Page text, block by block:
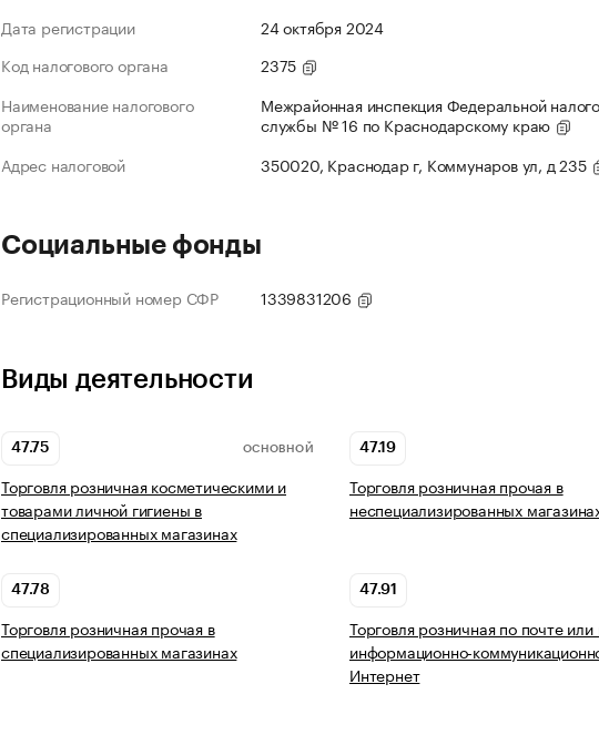
Дата регистрации
24 октября 2024
Код налогового органа
2375
Наименование налогового
органа
Межрайонная инспекция Федеральной
службы № 16 по Краснодарскому краю
Адрес налоговой
350020, Краснодар г, Коммунаров ул, д 235
Социальные фонды
Регистрационный номер СФР 1339831206
Виды деятельности
47.75 ОСНОВНОЙ
Торговля розничная косметическими и
товарами личной гигиены в
специализированных магазинах
47.19
Торговля розничная прочая в
неспециализированных
47.78
Торговля розничная прочая в
специализированных магазинах
47.91
Торговля розничная по почте или
информационно-
Интернет